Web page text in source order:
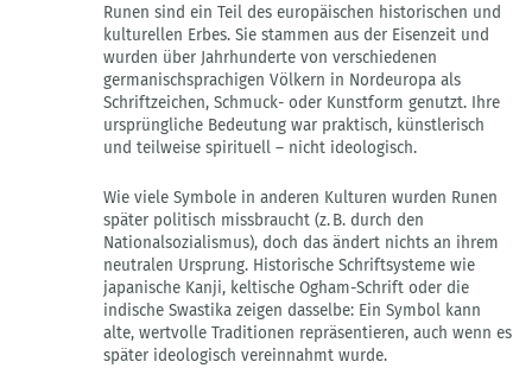
dich
bevor
du
sprichst
von
Sissi
Runen sind ein Teil des europäischen historischen und
kulturellen Erbes. Sie stammen aus der Eisenzeit und
wurden über Jahrhunderte von verschiedenen
germanischsprachigen Völkern in Nordeuropa als
Schriftzeichen, Schmuck- oder Kunstform genutzt. Ihre
ursprüngliche Bedeutung war praktisch, künstlerisch
und teilweise spirituell – nicht ideologisch.
Wie viele Symbole in anderen Kulturen wurden Runen
später politisch missbraucht (z. B. durch den
Nationalsozialismus), doch das ändert nichts an ihrem
neutralen Ursprung. Historische Schriftsysteme wie
japanische Kanji, keltische Ogham-Schrift oder die
indische Swastika zeigen dasselbe: Ein Symbol kann
alte, wertvolle Traditionen repräsentieren, auch wenn es
später ideologisch vereinnahmt wurde.